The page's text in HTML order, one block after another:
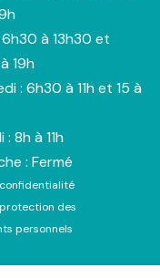
à 13h30 et
19h
: 6h30 à 11h et 15 à
: 8h à 11h
: Fermé
des
personnels